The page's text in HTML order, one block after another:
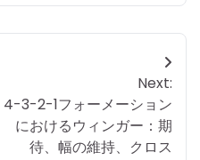
Next:
4-3-2-1フォーメーション
におけるウィンガー：期
待、幅の維持、クロス